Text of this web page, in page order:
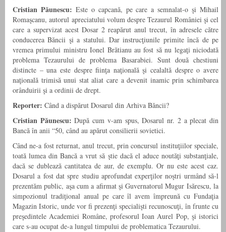
Cristian Păunescu: Este o capcană, pe care a semnalat-o şi Mihail
Romaşcanu, autorul apreciatului volum despre Tezaurul României şi cel
care a supervizat acest Dosar 2 reapărut anul trecut, în adresele către
conducerea Băncii şi a statului. Dar instrucţiunile primite încă de pe
vremea primului ministru Ionel Brătianu au fost să nu legaţi niciodată
problema Tezaurului de problema Basarabiei. Sunt două chestiuni
distincte – una este despre fiinţa naţională şi cealaltă despre o avere
naţională trimisă unui stat aliat care a devenit inamic prin schimbarea
orânduirii şi a ordinii de drept.
Reporter: Când a dispărut Dosarul din Arhiva Băncii?
Cristian Păunescu: După cum v-am spus, Dosarul nr. 2 a plecat din
Bancă în anii “50, când au apărut consilierii sovietici.
Când ne-a fost returnat, anul trecut, prin concursul instituţiilor speciale,
toată lumea din Bancă a vrut să ştie dacă el aduce noutăţi substanţiale,
dacă se dublează cantitatea de aur, de exemplu. Or nu este acest caz.
Dosarul a fost dat spre studiu aprofundat experţilor noştri urmând să-l
prezentăm public, aşa cum a afirmat şi Guvernatorul Mugur Isărescu, la
simpozionul tradiţional anual pe care îl avem împreună cu Fundaţia
Magazin Istoric, unde vor fi prezenţi specialişti recunoscuţi, în frunte cu
preşedintele Academiei Române, profesorul Ioan Aurel Pop, şi istorici
care s-au ocupat de-a lungul timpului de problematica Tezaurului.